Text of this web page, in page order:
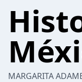
MARGARITA